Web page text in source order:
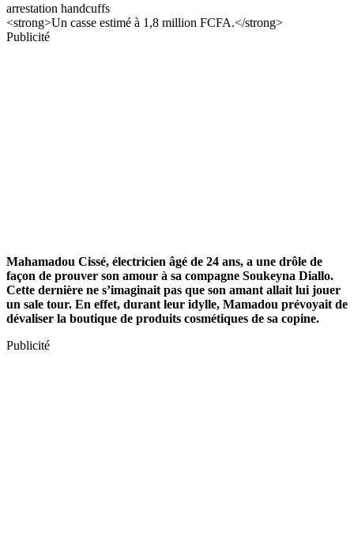
arrestation handcuffs
<strong>Un casse estimé à 1,8 million FCFA.</strong>
Publicité
Mahamadou Cissé, électricien âgé de 24 ans, a une drôle de
façon de prouver son amour à sa compagne Soukeyna Diallo.
Cette dernière ne s’imaginait pas que son amant allait lui jouer
un sale tour. En effet, durant leur idylle, Mamadou prévoyait de
dévaliser la boutique de produits cosmétiques de sa copine.
Publicité